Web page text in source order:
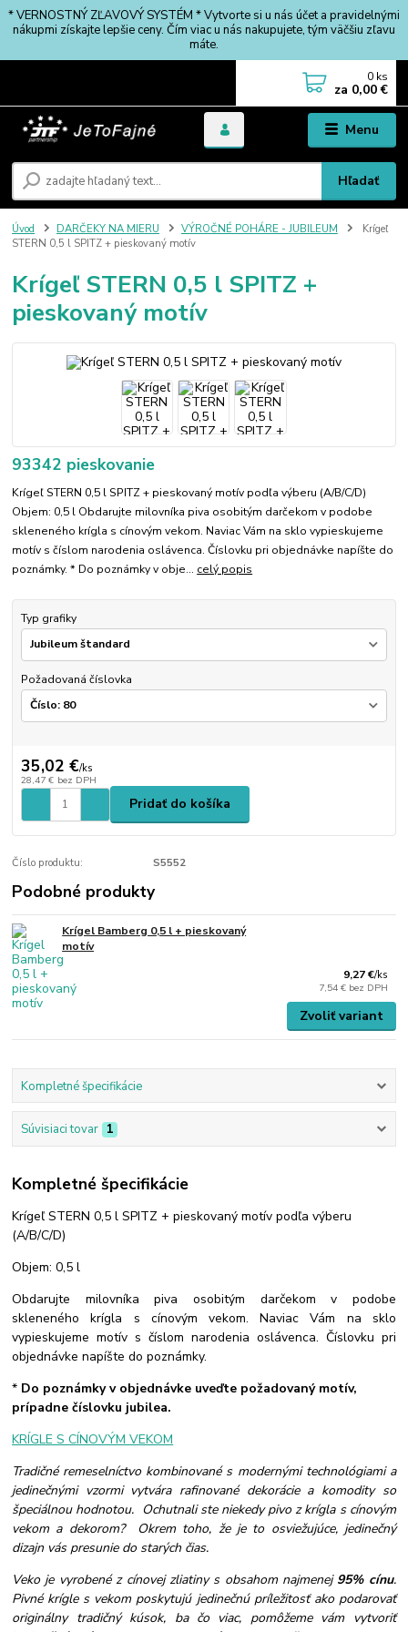
* VERNOSTNÝ ZĽAVOVÝ SYSTÉM * Vytvorte si u nás účet a pravidelnými
nákupmi získajte lepšie ceny. Čím viac u nás nakupujete, tým väčšiu zľavu
máte.
Menu
Hľadať
0 ks
za 0,00 €
Úvod DARČEKY NA MIERU VÝROČNÉ POHÁRE - JUBILEUM
Krígeľ
STERN 0,5 l SPITZ + pieskovaný motív
Krígeľ STERN 0,5 l SPITZ +
pieskovaný motív
93342 pieskovanie
Krígeľ STERN 0,5 l SPITZ + pieskovaný motív podľa výberu (A/B/C/D)
Objem: 0,5 l Obdarujte milovníka piva osobitým darčekom v podobe
skleneného krígla s cínovým vekom. Naviac Vám na sklo vypieskujeme
motív s číslom narodenia oslávenca. Číslovku pri objednávke napíšte do
poznámky. * Do poznámky v obje... celý popis
Typ grafiky
Požadovaná číslovka
35,02 €/ks
28,47 € bez DPH
Pridať do košíka
Číslo produktu: S5552
Podobné produkty
Krígel Bamberg 0,5 l + pieskovaný
motív
9,27 €/ks
7,54 € bez DPH
Zvoliť variant
Kompletné špecifikácie
Súvisiaci tovar 1
Kompletné špecifikácie
Krígeľ STERN 0,5 l SPITZ + pieskovaný motív podľa výberu
(A/B/C/D)
Objem: 0,5 l
Obdarujte milovníka piva osobitým darčekom v podobe
skleneného krígla s cínovým vekom. Naviac Vám na sklo
vypieskujeme motív s číslom narodenia oslávenca. Číslovku pri
objednávke napíšte do poznámky.
* Do poznámky v objednávke uveďte požadovaný motív,
prípadne číslovku jubilea.
KRÍGLE S CÍNOVÝM VEKOM
Tradičné remeselníctvo kombinované s modernými technológiami a
jedinečnými vzormi vytvára rafinované dekorácie a komodity so
špeciálnou hodnotou. Ochutnali ste niekedy pivo z krígla s cínovým
vekom a dekorom? Okrem toho, že je to osviežujúce, jedinečný
dizajn vás presunie do starých čias.
Veko je vyrobené z cínovej zliatiny s obsahom najmenej 95% cínu.
Pivné krígle s vekom poskytujú jedinečnú príležitosť ako podarovať
originálny tradičný kúsok, ba čo viac, pomôžeme vám vytvoriť